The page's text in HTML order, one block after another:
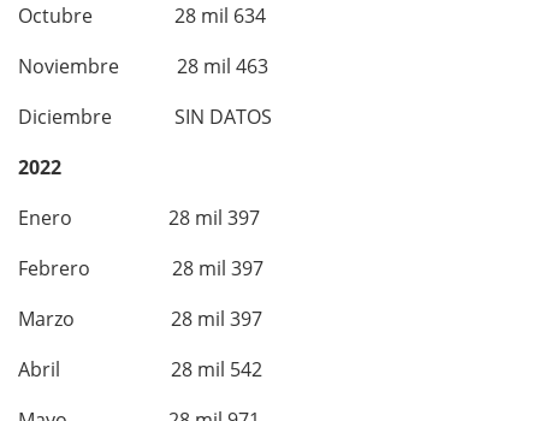
Octubre 28 mil 634
Noviembre 28 mil 463
Diciembre SIN DATOS
2022
Enero 28 mil 397
Febrero 28 mil 397
Marzo 28 mil 397
Abril 28 mil 542